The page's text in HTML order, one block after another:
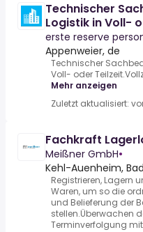
Technischer
Logistik in Voll-
erste reserve
Appenweier, de
Technischer
Voll- oder
Mehr anzeigen
Zuletzt aktualisiert:
Fachkraft
Meißner GmbH•
Kehl-Auenheim,
Registrieren, Lagern
Waren, um so die
und Belieferung der
stellen.Überwachen
Terminverfolgung mit